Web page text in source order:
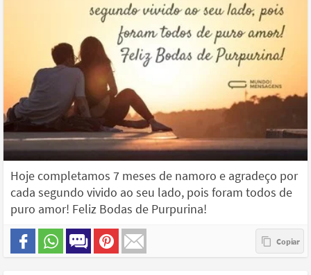
Hoje completamos 7 meses de namoro e agradeço por
cada segundo vivido ao seu lado, pois foram todos de
puro amor! Feliz Bodas de Purpurina!